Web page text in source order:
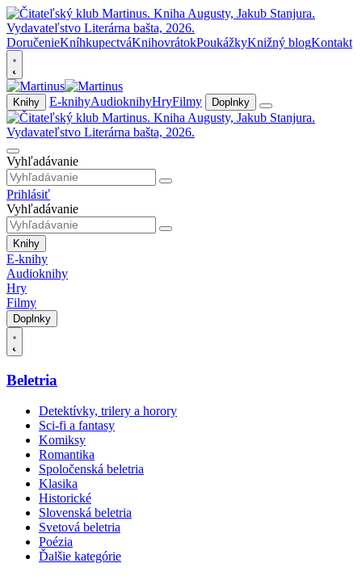
DoručenieKníhkupectváKnihovrátokPoukážkyKnižný blogKontakt
Knihy E-knihyAudioknihyHryFilmy Doplnky
Vyhľadávanie
Prihlásiť
Vyhľadávanie
Knihy
E-knihy
Audioknihy
Hry
Filmy
Doplnky
Beletria
Detektívky, trilery a horory
Sci-fi a fantasy
Komiksy
Romantika
Spoločenská beletria
Klasika
Historické
Slovenská beletria
Svetová beletria
Poézia
Ďalšie kategórie